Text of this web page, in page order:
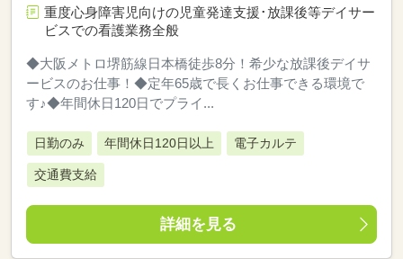
重度心身障害児向けの児童発達支援･放課後等デイサー
ビスでの看護業務全般
◆大阪メトロ堺筋線日本橋徒歩8分！希少な放課後デイサ
ービスのお仕事！◆定年65歳で長くお仕事できる環境で
す♪◆年間休日120日でプライ...
日勤のみ 年間休日120日以上 電子カルテ
交通費支給
詳細を見る